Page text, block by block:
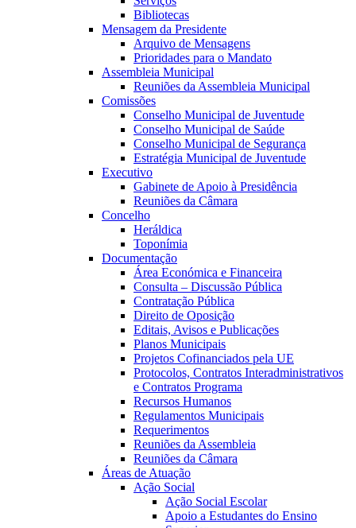
Bibliotecas
Mensagem da Presidente
Arquivo de Mensagens
Prioridades para o Mandato
Assembleia Municipal
Reuniões da Assembleia Municipal
Comissões
Conselho Municipal de Juventude
Conselho Municipal de Saúde
Conselho Municipal de Segurança
Estratégia Municipal de Juventude
Executivo
Gabinete de Apoio à Presidência
Reuniões da Câmara
Concelho
Heráldica
Toponímia
Documentação
Área Económica e Financeira
Consulta – Discussão Pública
Contratação Pública
Direito de Oposição
Editais, Avisos e Publicações
Planos Municipais
Projetos Cofinanciados pela UE
Protocolos, Contratos Interadministrativos
e Contratos Programa
Recursos Humanos
Regulamentos Municipais
Requerimentos
Reuniões da Assembleia
Reuniões da Câmara
Áreas de Atuação
Ação Social
Ação Social Escolar
Apoio a Estudantes do Ensino